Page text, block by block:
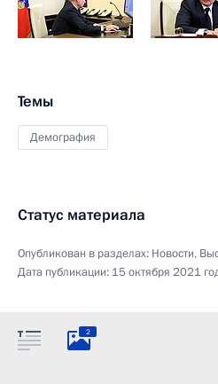
Темы
Демография
Статус материала
Опубликован в разделах: Новости,
Дата публикации: 15 октября 2021
2